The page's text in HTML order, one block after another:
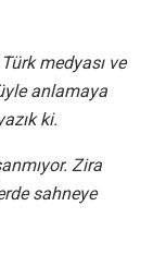
medyası ve
anlamaya
ki.
Zira
sahneye